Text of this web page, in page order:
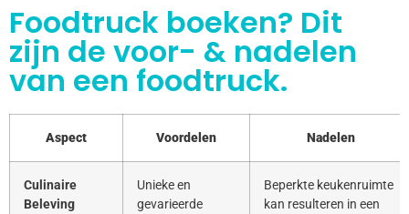
Foodtruck boeken? Dit
zijn de voor- & nadelen
van een foodtruck.
Aspect Voordelen Nadelen
Culinaire
Beleving
Unieke en
gevarieerde
Beperkte keukenruimte
kan resulteren in een